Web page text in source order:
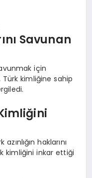
Savunan
için
kimliğine sahip
haklarını
kimliğini inkar ettiği